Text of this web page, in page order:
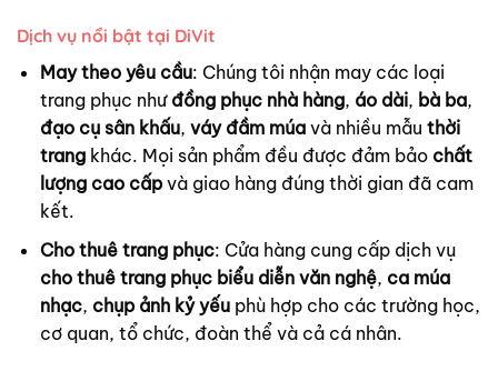
Dịch vụ nổi bật tại DiVit
May theo yêu cầu: Chúng tôi nhận may các loại
trang phục như đồng phục nhà hàng, áo dài, bà ba,
đạo cụ sân khấu, váy đầm múavà nhiều mẫu thời
trangkhác. Mọi sản phẩm đều được đảm bảo chất
lượng cao cấpvà giao hàng đúng thời gian đã cam
kết.
Cho thuê trang phục: Cửa hàng cung cấp dịch vụ
cho thuê trang phục biểu diễn văn nghệ, ca múa
nhạc, chụp ảnh kỷ yếuphù hợp cho các trường học,
cơ quan, tổ chức, đoàn thể và cả cá nhân.